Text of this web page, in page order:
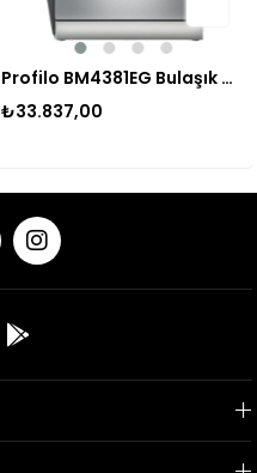
Profilo BM4381EG Bulaşık Makinesi
₺33.837,00